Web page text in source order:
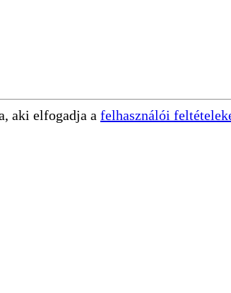
aki elfogadja a felhasználói